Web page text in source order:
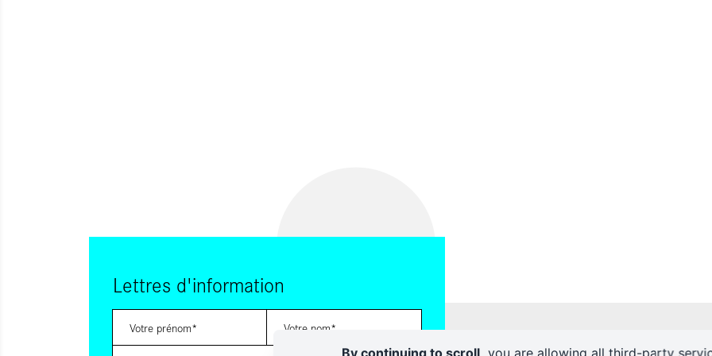
Lettres d'information
By continuing to scroll, you are allowing all third-party